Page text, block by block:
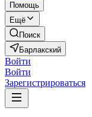
Помощь
Ещё
Поиск
Барлакский
Войти
Войти
Зарегистрироваться